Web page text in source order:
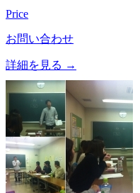
Price
お問い合わせ
詳細を見る →